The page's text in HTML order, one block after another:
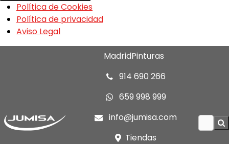
Política de Cookies
Política de privacidad
Aviso Legal
MadridPinturas
914 690 266
659 998 999
info@jumisa.com
Tiendas